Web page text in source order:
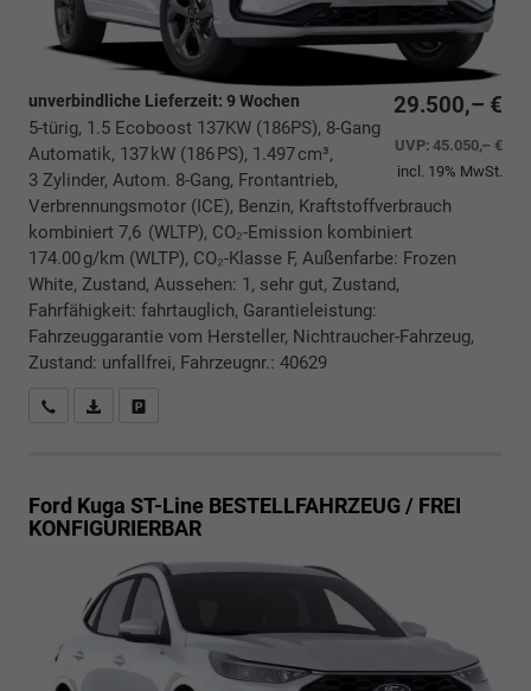
29.500,– €
UVP:45.050,– €
incl. 19% MwSt.
unverbindliche Lieferzeit: 9 Wochen
5-türig, 1.5 Ecoboost 137KW (186PS), 8-Gang
Automatik, 137 kW (186 PS), 1.497 cm³,
3 Zylinder, Autom. 8-Gang, Frontantrieb,
Verbrennungsmotor (ICE), Benzin, Kraftstoffverbrauch
kombiniert 7,6 (WLTP), CO₂-Emission kombiniert
174.00 g/km (WLTP), CO₂-Klasse F, Außenfarbe: Frozen
White, Zustand, Aussehen: 1, sehr gut, Zustand,
Fahrfähigkeit: fahrtauglich, Garantieleistung:
Fahrzeuggarantie vom Hersteller, Nichtraucher-Fahrzeug,
Zustand: unfallfrei, Fahrzeugnr.: 40629
Rückrufbitte absenden
PDF-Datei, Fahrzeugexposé drucken
Ford Kuga ST-Line BESTELLFAHRZEUG / FREI
KONFIGURIERBAR